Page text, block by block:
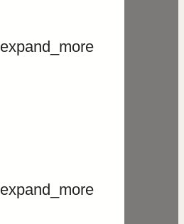
expand_more
expand_more